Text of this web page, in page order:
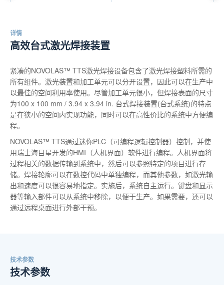
详情
高效台式激光焊接装置
紧凑的NOVOLAS™ TTS激光焊接设备包含了激光焊接塑料所需的
所有组件。激光装置和加工单元可以分开设置，因此可以在生产中
以最佳的空间利用率使用。尽管加工单元很小，但焊接表面的尺寸
为100 x 100 mm / 3.94 x 3.94 in. 台式焊接装置(台式系统)的特点
是在狭小的空间内实现功能，同时可以在高性价比的系统中方便编
程。
NOVOLAS™ TTS通过迷你PLC（可编程逻辑控制器）控制，并使
用瑞士海目星开发的HMI（人机界面）软件进行编程。人机界面将
过程相关的数据传输到系统中，然后可以参照特定的项目进行存
储。焊接轮廓可以在数控代码中单独编程，而其他参数，如激光输
出和速度可以很容易地指定。实施后，系统自主运行。键盘和显示
器等输入部件可以从系统中移除，以便于生产。如果需要，还可以
通过远程桌面进行外部干预。
技术参数
技术参数